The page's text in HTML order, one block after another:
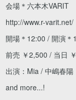
会場＊六本木VARIT
http://www.r-varit.net/
開場＊12:00 / 開演＊
前売 ￥2,500 / 当日
出演：Mia / 中嶋春陽
and more...!